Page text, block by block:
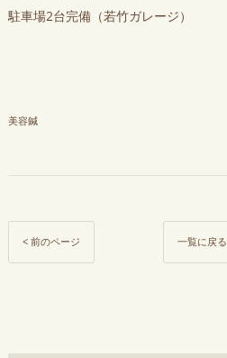
駐車場2台完備（若竹ガレージ）
美容鍼
< 前のページ 一覧に戻る